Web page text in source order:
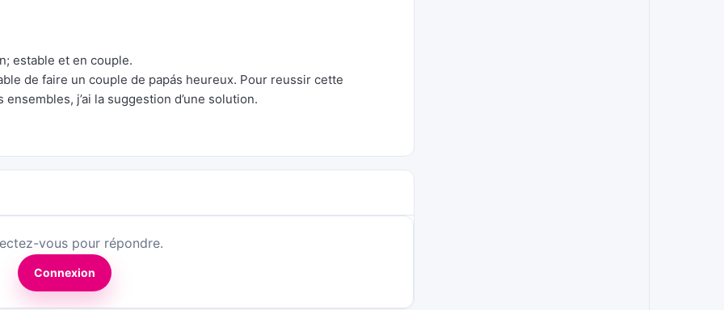
estable et en couple.
de faire un couple de papás heureux. Pour reussir cette
j’ai la suggestion d’une solution.
vous pour répondre.
Connexion